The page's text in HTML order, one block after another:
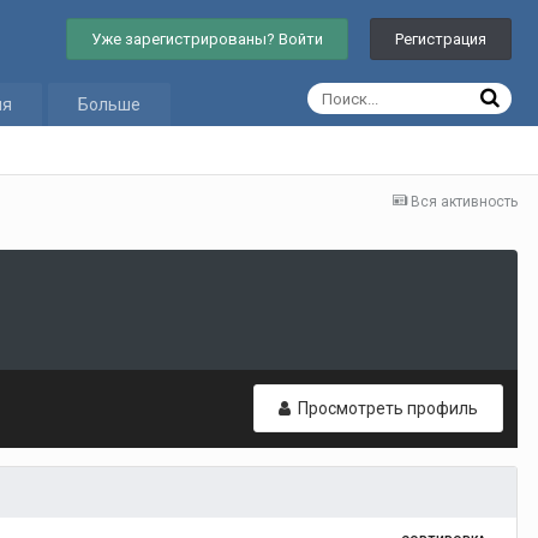
Уже зарегистрированы? Войти Регистрация
Больше
Вся активность
Просмотреть профиль